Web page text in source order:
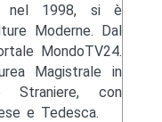
nel 1998, si è
Moderne. Dal
MondoTV24.
Magistrale in
Straniere, con
e Tedesca.